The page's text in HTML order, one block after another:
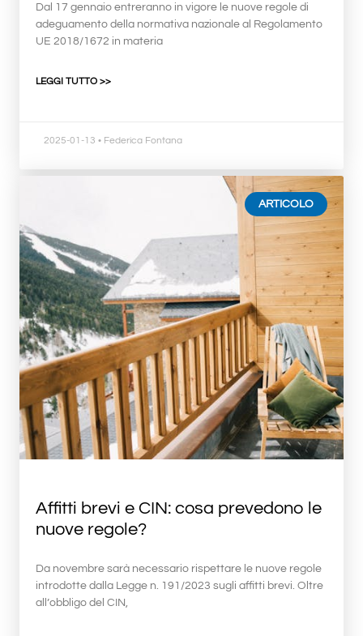
Dal 17 gennaio entreranno in vigore le nuove regole di
adeguamento della normativa nazionale al Regolamento
UE 2018/1672 in materia
LEGGI TUTTO >>
2025-01-13 • Federica Fontana
Affitti brevi e CIN: cosa prevedono le
nuove regole?
Da novembre sarà necessario rispettare le nuove regole
introdotte dalla Legge n. 191/2023 sugli affitti brevi. Oltre
all’obbligo del CIN,
ARTICOLO